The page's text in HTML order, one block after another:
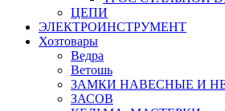
ЦЕПИ
ЭЛЕКТРОИНСТРУМЕНТ
Хозтовары
Ведра
Ветошь
ЗАМКИ НАВЕСНЫЕ И
ЗАСОВ